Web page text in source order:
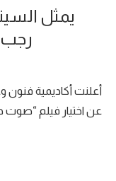
يمثل
عن اختيار فيلم